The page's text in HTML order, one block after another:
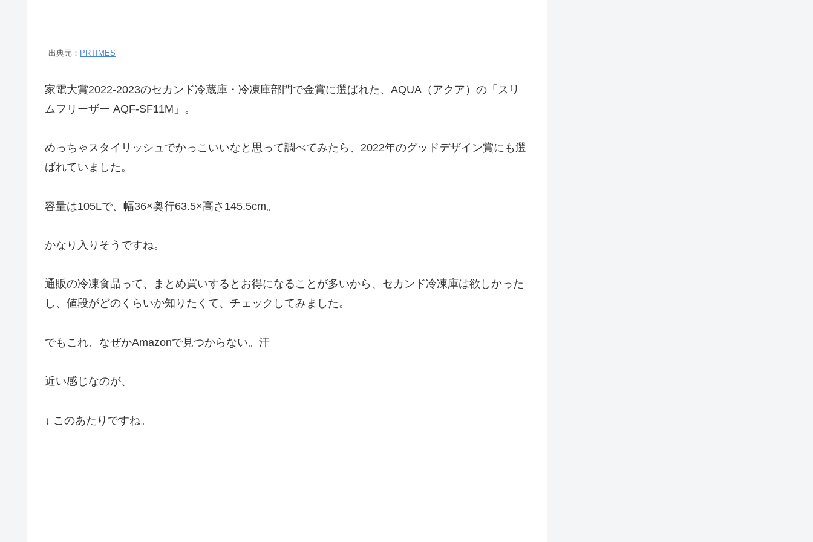
出典元： PRTIMES
家電大賞2022-2023のセカンド冷蔵庫・冷凍庫部門で金賞に選ばれた、AQUA（アクア）の「スリ
ムフリーザー AQF-SF11M」。
めっちゃスタイリッシュでかっこいいなと思って調べてみたら、2022年のグッドデザイン賞にも選
ばれていました。
容量は105Lで、幅36×奥行63.5×高さ145.5cm。
かなり入りそうですね。
通販の冷凍食品って、まとめ買いするとお得になることが多いから、セカンド冷凍庫は欲しかった
し、値段がどのくらいか知りたくて、チェックしてみました。
でもこれ、なぜかAmazonで見つからない。汗
近い感じなのが、
↓ このあたりですね。